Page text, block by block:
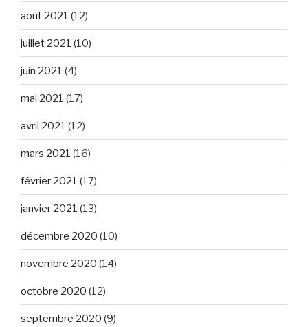
août 2021 (12)
juillet 2021 (10)
juin 2021 (4)
mai 2021 (17)
avril 2021 (12)
mars 2021 (16)
février 2021 (17)
janvier 2021 (13)
décembre 2020 (10)
novembre 2020 (14)
octobre 2020 (12)
septembre 2020 (9)